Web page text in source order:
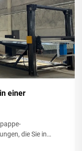
einer
die Sie in